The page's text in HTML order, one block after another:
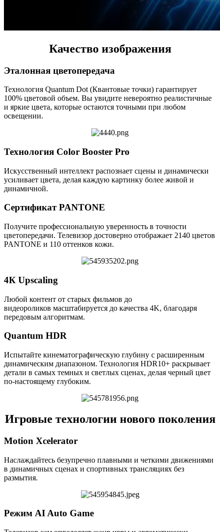
Качество изображения
Эталонная цветопередача
Технология Quantum Dot (Квантовые точки) гарантирует
100% цветовой объем. Вы увидите невероятно реалистичные
и яркие цвета, которые остаются точными при любом
освещении.
Технология Color Booster Pro
Искусственный интеллект распознает сцены и динамически
усиливает цвета, делая каждую картинку более живой и
динамичной.
Сертификат PANTONE
Получите профессиональную уверенность в точности
цветопередачи. Телевизор достоверно отображает 2140 цветов
PANTONE и 110 оттенков кожи.
4К Upscaling
Любой контент от старых фильмов до
видеороликов масштабируется до качества 4K, благодаря
передовым алгоритмам.
Quantum HDR
Испытайте кинематографическую глубину с расширенным
динамическим диапазоном. Технология HDR10+ раскрывает
детали в самых темных и светлых сценах, делая черный цвет
по-настоящему глубоким.
Игровые технологии нового поколения
Motion Xcelerator
Наслаждайтесь безупречно плавными и четкими движениями
в динамичных сценах и спортивных трансляциях без
размытия.
Режим AI Auto Game